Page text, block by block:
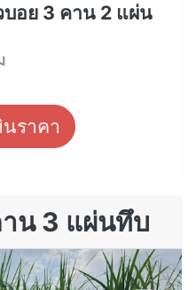
อย 3 คาน 2 แผ่น
ราคา
น 3 แผ่นทึบ